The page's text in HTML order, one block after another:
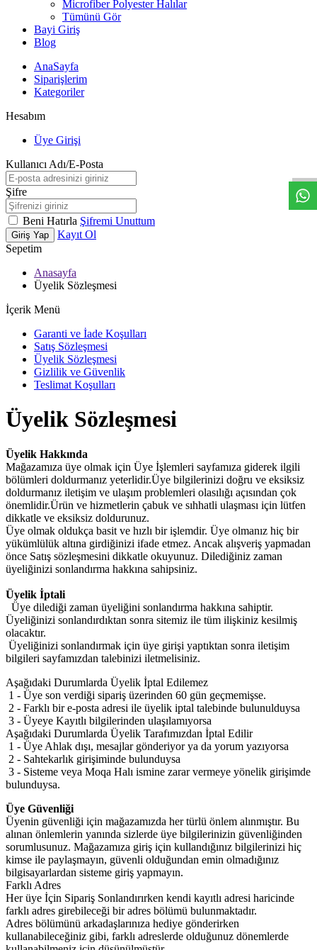
Microfiber Polyester Halılar
Tümünü Gör
Bayi Giriş
Blog
AnaSayfa
Siparişlerim
Kategoriler
Hesabım
Üye Girişi
Kullanıcı Adı/E-Posta
Şifre
Beni Hatırla Şifremi Unuttum
Giriş Yap
Kayıt Ol
Sepetim
Anasayfa
Üyelik Sözleşmesi
İçerik Menü
Garanti ve İade Koşulları
Satış Sözleşmesi
Üyelik Sözleşmesi
Gizlilik ve Güvenlik
Teslimat Koşulları
Üyelik Sözleşmesi
Üyelik Hakkında
Mağazamıza üye olmak için Üye İşlemleri sayfamıza giderek ilgili
bölümleri doldurmanız yeterlidir.Üye bilgilerinizi doğru ve eksiksiz
doldurmanız iletişim ve ulaşım problemleri olasılığı açısından çok
önemlidir.Ürün ve hizmetlerin çabuk ve sıhhatli ulaşması için lütfen
dikkatle ve eksiksiz doldurunuz.
Üye olmak oldukça basit ve hızlı bir işlemdir. Üye olmanız hiç bir
yükümlülük altına girdiğinizi ifade etmez. Ancak alışveriş yapmadan
önce Satış sözleşmesini dikkatle okuyunuz. Dilediğiniz zaman
üyeliğinizi sonlandırma hakkına sahipsiniz.
Üyelik İptali
Üye dilediği zaman üyeliğini sonlandırma hakkına sahiptir.
Üyeliğinizi sonlandırdıktan sonra sitemiz ile tüm ilişkiniz kesilmiş
olacaktır.
Üyeliğinizi sonlandırmak için üye girişi yaptıktan sonra iletişim
bilgileri sayfamızdan talebinizi iletmelisiniz.
Aşağıdaki Durumlarda Üyelik İptal Edilemez
1 - Üye son verdiği sipariş üzerinden 60 gün geçmemişse.
2 - Farklı bir e-posta adresi ile üyelik iptal talebinde bulunulduysa
3 - Üyeye Kayıtlı bilgilerinden ulaşılamıyorsa
Aşağıdaki Durumlarda Üyelik Tarafımızdan İptal Edilir
1 - Üye Ahlak dışı, mesajlar gönderiyor ya da yorum yazıyorsa
2 - Sahtekarlık girişiminde bulunduysa
3 - Sisteme veya Moqa Halı ismine zarar vermeye yönelik girişimde
bulunduysa.
Üye Güvenliği
Üyenin güvenliği için mağazamızda her türlü önlem alınmıştır. Bu
alınan önlemlerin yanında sizlerde üye bilgilerinizin güvenliğinden
sorumlusunuz. Mağazamıza giriş için kullandığınız bilgilerinizi hiç
kimse ile paylaşmayın, güvenli olduğundan emin olmadığınız
bilgisayarlardan sisteme giriş yapmayın.
Farklı Adres
Her üye İçin Sipariş Sonlandırırken kendi kayıtlı adresi haricinde
farklı adres girebileceği bir adres bölümü bulunmaktadır.
Adres bölümünü arkadaşlarınıza hediye gönderirken
kullanabileceğiniz gibi, farklı adreslerde olduğunuz dönemlerde